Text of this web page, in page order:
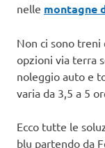
nelle montagne
Non ci sono treni
opzioni via terra
noleggio auto e
varia da 3,5 a 5
Ecco tutte le
blu partendo da